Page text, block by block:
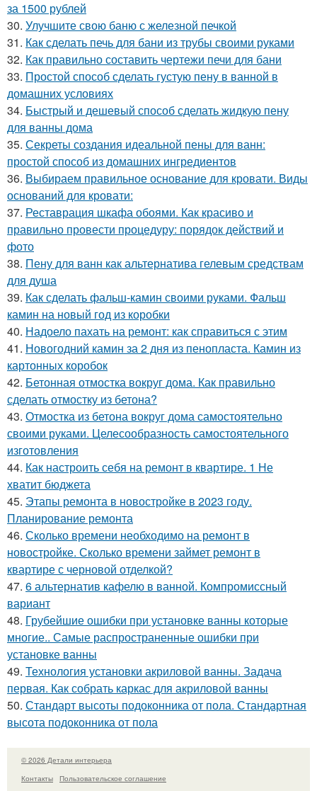
за 1500 рублей
30. Улучшите свою баню с железной печкой
31. Как сделать печь для бани из трубы своими руками
32. Как правильно составить чертежи печи для бани
33. Простой способ сделать густую пену в ванной в
домашних условиях
34. Быстрый и дешевый способ сделать жидкую пену
для ванны дома
35. Секреты создания идеальной пены для ванн:
простой способ из домашних ингредиентов
36. Выбираем правильное основание для кровати. Виды
оснований для кровати:
37. Реставрация шкафа обоями. Как красиво и
правильно провести процедуру: порядок действий и
фото
38. Пену для ванн как альтернатива гелевым средствам
для душа
39. Как сделать фальш-камин своими руками. Фальш
камин на новый год из коробки
40. Надоело пахать на ремонт: как справиться с этим
41. Новогодний камин за 2 дня из пенопласта. Камин из
картонных коробок
42. Бетонная отмостка вокруг дома. Как правильно
сделать отмостку из бетона?
43. Отмостка из бетона вокруг дома самостоятельно
своими руками. Целесообразность самостоятельного
изготовления
44. Как настроить себя на ремонт в квартире. 1 Не
хватит бюджета
45. Этапы ремонта в новостройке в 2023 году.
Планирование ремонта
46. Сколько времени необходимо на ремонт в
новостройке. Сколько времени займет ремонт в
квартире с черновой отделкой?
47. 6 альтернатив кафелю в ванной. Компромиссный
вариант
48. Грубейшие ошибки при установке ванны которые
многие.. Самые распространенные ошибки при
установке ванны
49. Технология установки акриловой ванны. Задача
первая. Как собрать каркас для акриловой ванны
50. Стандарт высоты подоконника от пола. Стандартная
высота подоконника от пола
© 2026 Детали интерьера
Контакты
Пользовательское соглашение